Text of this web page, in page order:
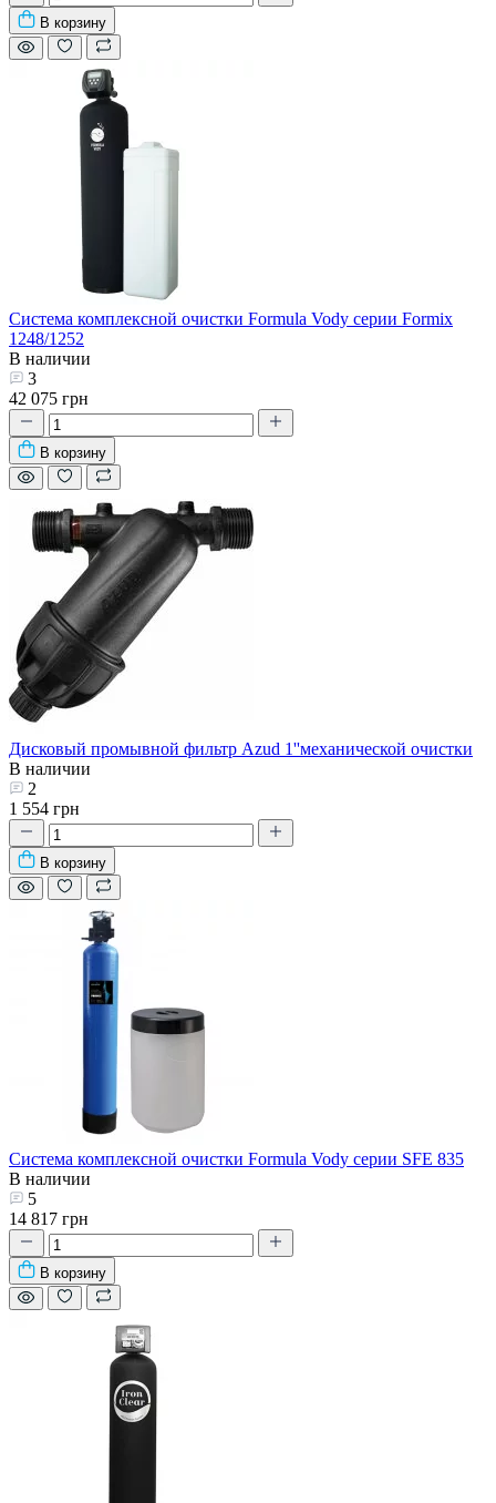
В корзину
Система комплексной очистки Formula Vody серии Formix
1248/1252
В наличии
3
42 075 грн
В корзину
Дисковый промывной фильтр Azud 1''механической очистки
В наличии
2
1 554 грн
В корзину
Система комплексной очистки Formula Vody серии SFE 835
В наличии
5
14 817 грн
В корзину